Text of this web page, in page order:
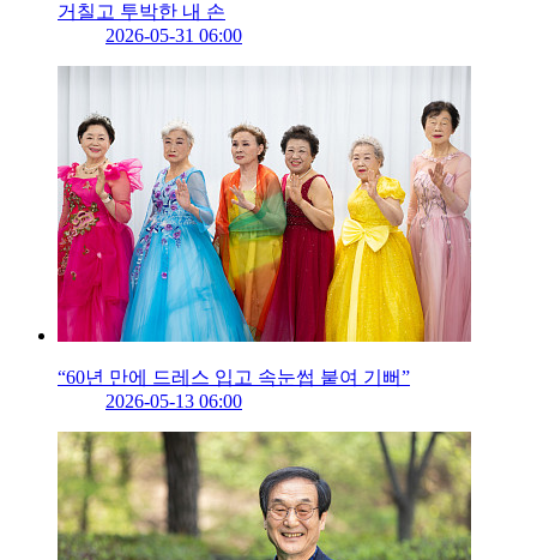
거칠고 투박한 내 손
2026-05-31 06:00
“60년 만에 드레스 입고 속눈썹 붙여 기뻐”
2026-05-13 06:00